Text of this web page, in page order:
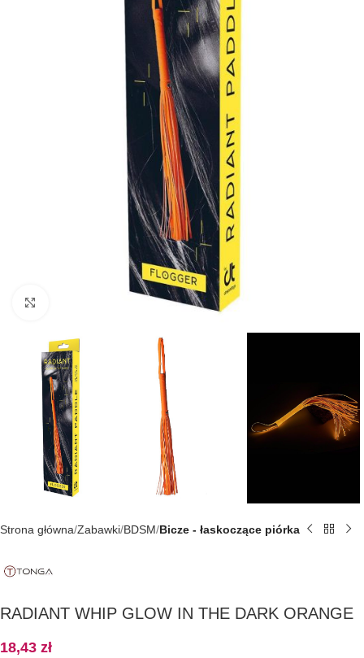
Kliknij, aby powiększyć
Strona główna Zabawki BDSM Bicze - łaskoczące piórka
RADIANT WHIP GLOW IN THE DARK ORANGE
18,43 zł